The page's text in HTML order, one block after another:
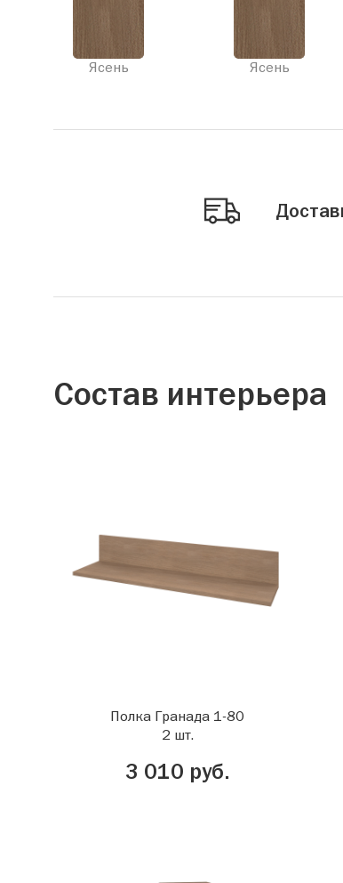
Ясень Ясень
Состав интерьера
Полка Гранада 1-80
2 шт.
3 010 руб.